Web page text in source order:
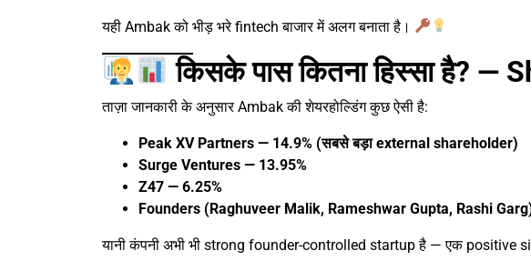
यही Ambak को भीड़ भरे fintech बाजार में अलग बनाता है।
किसके पास कितना हिस्सा है?
ताज़ा जानकारी के अनुसार Ambak की शेयरहोल्डिंग कुछ ऐसी है:
Peak XV Partners — 14.9% (सबसे बड़ा external shareholder)
Surge Ventures — 13.95%
Z47 — 6.25%
Founders (Raghuveer Malik, Rameshwar Gupta, Rashi
यानी कंपनी अभी भी strong founder-controlled startup है — एक positive